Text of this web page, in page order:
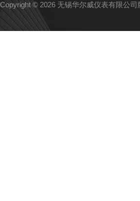
Copyright © 2026 无锡华尔威仪表有限公